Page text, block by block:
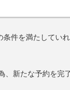
件を満たしてい
、新たな予約を完